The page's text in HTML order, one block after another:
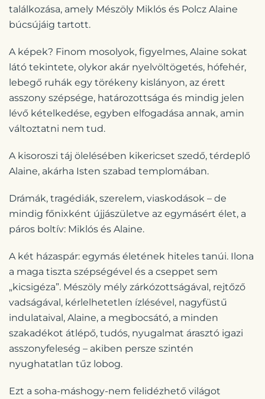
találkozása, amely Mészöly Miklós és Polcz Alaine
búcsújáig tartott.
A képek? Finom mosolyok, figyelmes, Alaine sokat
látó tekintete, olykor akár nyelvöltögetés, hófehér,
lebegő ruhák egy törékeny kislányon, az érett
asszony szépsége, határozottsága és mindig jelen
lévő kételkedése, egyben elfogadása annak, amin
változtatni nem tud.
A kisoroszi táj ölelésében kikericset szedő, térdeplő
Alaine, akárha Isten szabad templomában.
Drámák, tragédiák, szerelem, viaskodások – de
mindig főnixként újjászületve az egymásért élet, a
páros boltív: Miklós és Alaine.
A két házaspár: egymás életének hiteles tanúi. Ilona
a maga tiszta szépségével és a cseppet sem
„kicsigéza”. Mészöly mély zárkózottságával, rejtőző
vadságával, kérlelhetetlen ízlésével, nagyfüstű
indulataival, Alaine, a megbocsátó, a minden
szakadékot átlépő, tudós, nyugalmat árasztó igazi
asszonyfeleség – akiben persze szintén
nyughatatlan tűz lobog.
Ezt a soha-máshogy-nem felidézhető világot